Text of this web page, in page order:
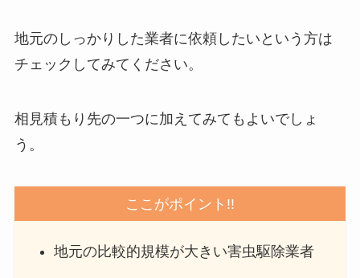
地元のしっかりした業者に依頼したいという方は
チェックしてみてください。
相見積もり先の一つに加えてみてもよいでしょ
う。
ここがポイント!!
地元の比較的規模が大きい害虫駆除業者